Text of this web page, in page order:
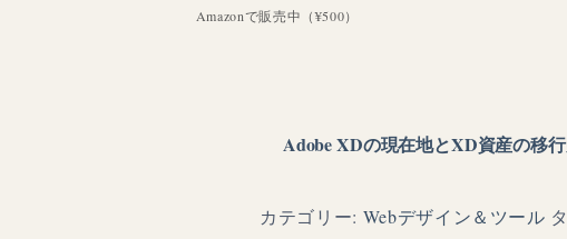
Amazonで販売中（¥500）
Adobe XDの現在地とXD資産の移
カテゴリー: Webデザイン＆ツール